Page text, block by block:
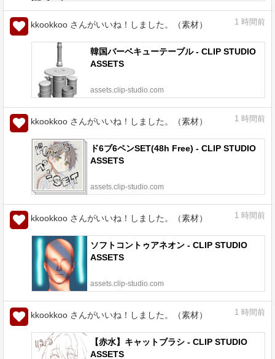
kkookkoo さんがいいね！しました。（素材） 1 時間前
韓国バーベキューテーブル - CLIP STUDIO
ASSETS
assets.clip-studio.com
kkookkoo さんがいいね！しました。（素材） 1 時間前
ド6ブ6ペンSET(48h Free) - CLIP STUDIO
ASSETS
assets.clip-studio.com
kkookkoo さんがいいね！しました。（素材） 1 時間前
ソフトコントゥアネオン - CLIP STUDIO
ASSETS
assets.clip-studio.com
kkookkoo さんがいいね！しました。（素材） 1 時間前
【赤水】キャットブラシ - CLIP STUDIO
ASSETS